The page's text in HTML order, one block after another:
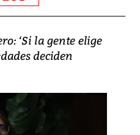
‘Si la gente elige
deciden